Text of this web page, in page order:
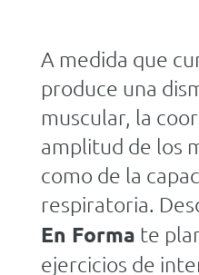
A medida que
produce una
muscular, la
amplitud de los
como de la
respiratoria.
En Forma te
ejercicios de